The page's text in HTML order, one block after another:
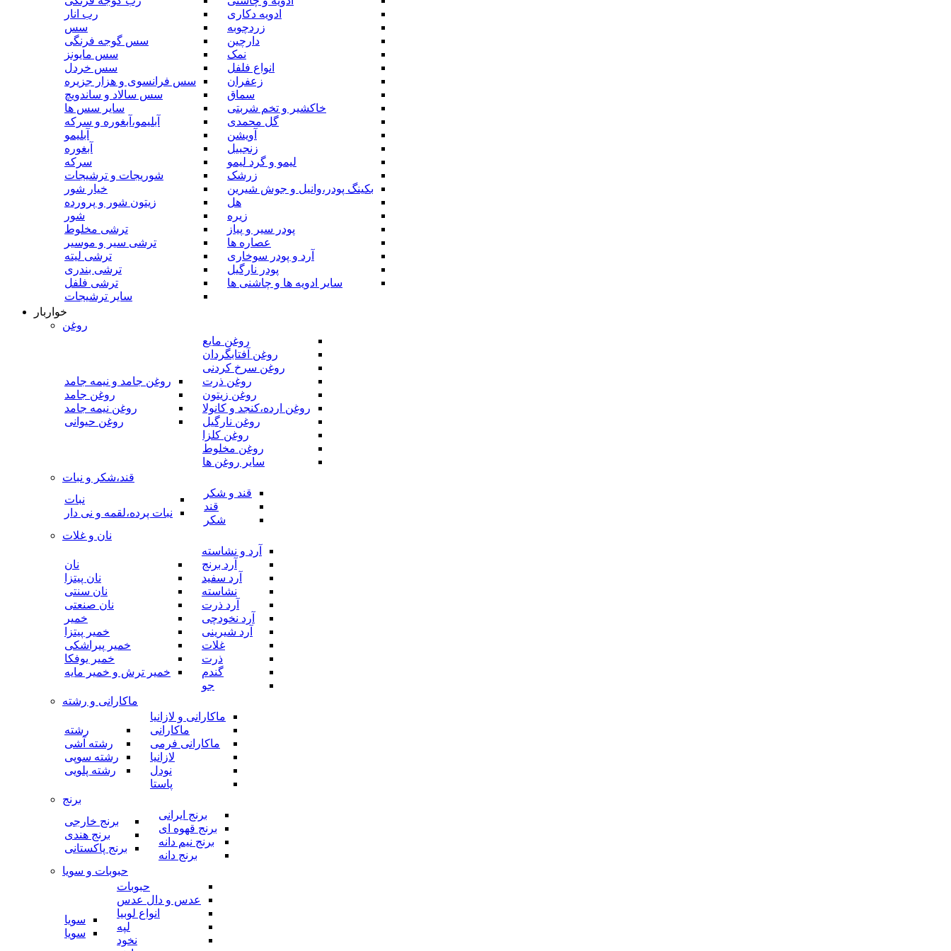
ادویه دکاری
زردچوبه
دارچین
نمک
انواع فلفل
زعفران
سماق
خاکشیر و تخم شربتی
گل محمدی
آویشن
زنجبیل
لیمو و گرد لیمو
زرشک
بکینگ پودر،وانیل و جوش شیرین
هل
زیره
پودر سیر و پیاز
عصاره ها
آرد و پودر سوخاری
پودر نارگیل
سایر ادویه ها و چاشنی ها
رب انار
سس
سس گوجه فرنگی
سس مایونز
سس خردل
سس فرانسوی و هزار جزیره
سس سالاد و ساندویچ
سایر سس ها
آبلیمو،آبغوره و سرکه
آبلیمو
آبغوره
سرکه
شوریجات و ترشیجات
خیار شور
زیتون شور و پرورده
شور
ترشی مخلوط
ترشی سیر و موسیر
ترشی لیته
ترشی بندری
ترشی فلفل
سایر ترشیجات
خواربار
روغن
روغن مایع
روغن آفتابگردان
روغن سرخ کردنی
روغن ذرت
روغن زیتون
روغن ارده،کنجد و کانولا
روغن نارگیل
روغن کلزا
روغن مخلوط
سایر روغن ها
روغن جامد و نیمه جامد
روغن جامد
روغن نیمه جامد
روغن حیوانی
قند،شکر و نبات
قند و شکر
قند
شکر
نبات
نبات پرده،لقمه و نی دار
نان و غلات
آرد و نشاسته
آرد برنج
آرد سفید
نشاسته
آرد ذرت
آرد نخودچی
آرد شیرینی
غلات
ذرت
گندم
جو
نان
نان پیتزا
نان سنتی
نان صنعتی
خمیر
خمیر پیتزا
خمیر پیراشکی
خمیر یوفکا
خمیر ترش و خمیر مایه
ماکارانی و رشته
ماکارانی و لازانیا
ماکارانی
ماکارانی فرمی
لازانیا
نودل
پاستا
رشته
رشته آشی
رشته سوپی
رشته پلویی
برنج
برنج ایرانی
برنج قهوه ای
برنج نیم دانه
برنج دانه
برنج خارجی
برنج هندی
برنج پاکستانی
حبوبات و سویا
حبوبات
عدس و دال عدس
انواع لوبیا
لپه
نخود
سویا
سویا